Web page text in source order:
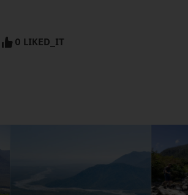
0 LIKED_IT